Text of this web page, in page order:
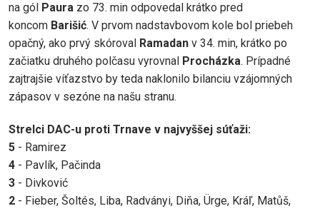
na gól
Paura zo 73. min odpovedal krátko pred
koncom Barišić. V prvom nadstavbovom kole bol priebeh
opačný, ako prvý skóroval Ramadan v 34. min, krátko po
začiatku druhého polčasu vyrovnal Procházka. Prípadné
zajtrajšie víťazstvo by teda naklonilo bilanciu vzájomných
zápasov v sezóne na našu stranu.
Strelci DAC-u proti Trnave v najvyššej súťaži:
5 - Ramirez
4 - Pavlík, Pačinda
3 - Divković
2 - Fieber, Šoltés, Liba, Radványi, Diňa, Ürge, Kráľ, Matůš,